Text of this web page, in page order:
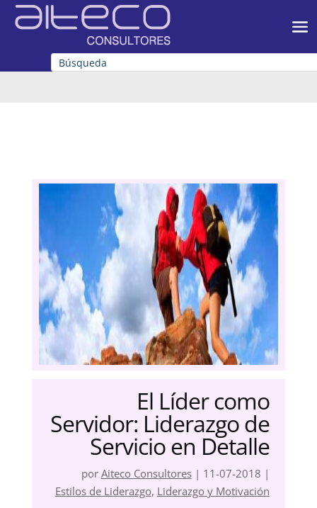
El Líder como
Servidor: Liderazgo de
Servicio en Detalle
por Aiteco Consultores| 11-07-2018 |
Estilos de Liderazgo, Liderazgo y Motivación